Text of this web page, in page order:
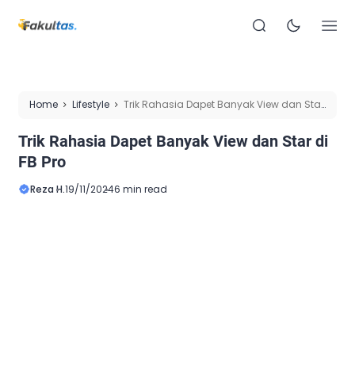
Home Lifestyle
Trik Rahasia Dapet Banyak View dan Star
Trik Rahasia Dapet Banyak View dan Star di
FB Pro
Reza H.19/11/20246 min read